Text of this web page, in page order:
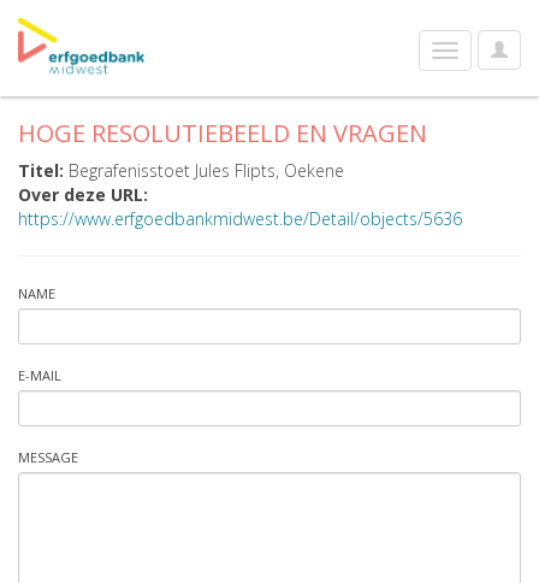
User
Toggle
navigation
HOGE RESOLUTIEBEELD EN VRAGEN
Titel: Begrafenisstoet Jules Flipts, Oekene
Over deze URL:
https://www.erfgoedbankmidwest.be/Detail/objects/5636
NAME
E-MAIL
MESSAGE